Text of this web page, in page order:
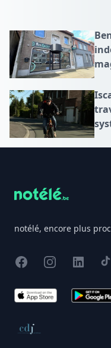
notélé, encore plus
FacebookInstagram
X
App Store Google
Conseil de